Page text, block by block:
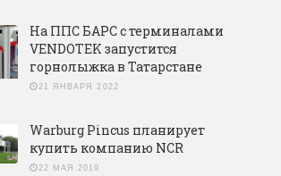
На ППС БАРС с терминалами
VENDOTEK запустится
горнолыжка в Татарстане
21 ЯНВАРЯ 2022
Warburg Pincus планирует
купить компанию NCR
22 МАЯ 2019